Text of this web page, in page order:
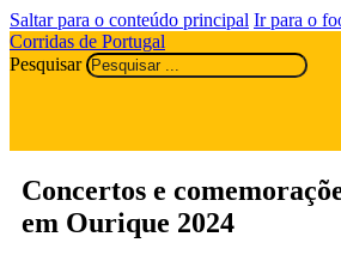
Saltar para o conteúdo principal Ir para o
Corridas de Portugal
Pesquisar
Concertos e
em Ourique 2024